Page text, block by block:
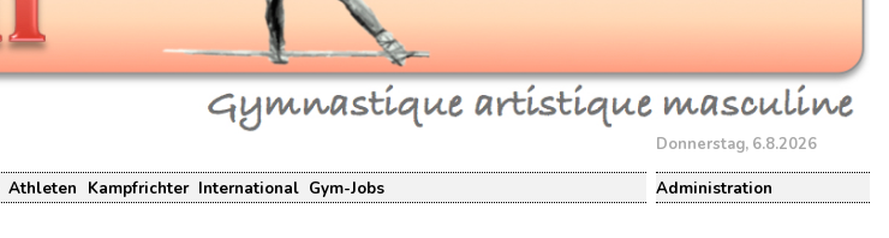
Donnerstag, 6.8.2026
Athleten Kampfrichter International Gym-Jobs Administration